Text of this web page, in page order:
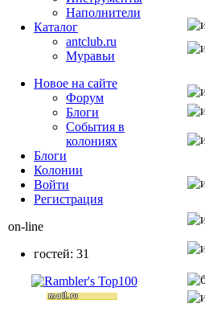
Наполнители
Каталог
antclub.ru
Муравьи
Новое на сайте
Форум
Блоги
События в
колониях
Блоги
Колонии
Войти
Peгиcтpaция
on-line
гостей: 31